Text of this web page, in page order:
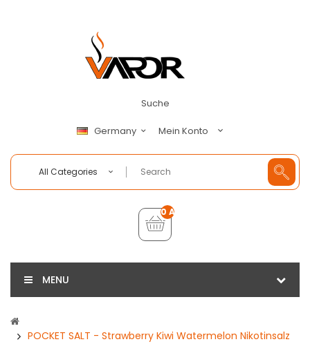
Suche
Germany Mein Konto
All Categories
0 Artikel - €0,00
MENU
POCKET SALT - Strawberry Kiwi Watermelon Nikotinsalz